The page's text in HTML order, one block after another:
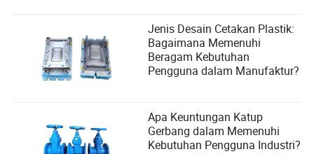
Jenis Desain Cetakan Plastik:
Bagaimana Memenuhi
Beragam Kebutuhan
Pengguna dalam Manufaktur?
Apa Keuntungan Katup
Gerbang dalam Memenuhi
Kebutuhan Pengguna Industri?